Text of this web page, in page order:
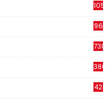
1056
96
42